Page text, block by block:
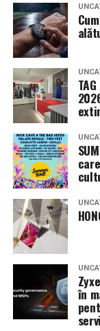
încrederea
transparență,
pozitive oferite
Cu cât investești
atât vei depinde
agresive de
dintre cele mai
dintre
și revine la tine.
în